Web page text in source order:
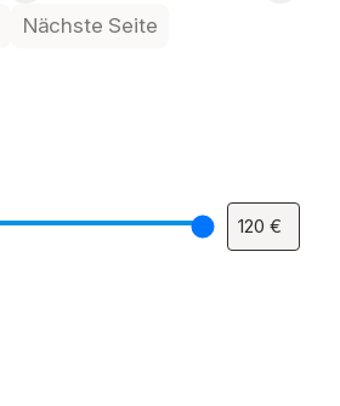
Nächste Seite